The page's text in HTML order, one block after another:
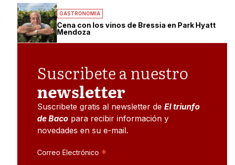
GASTRONOMIA
Cena con los vinos de Bressia en Park Hyatt
Mendoza
Suscribete a nuestro
newsletter
Suscribete gratis al newsletter deEl triunfo
de Baco para recibir información y
novedades en su e-mail.
Correo Electrónico *